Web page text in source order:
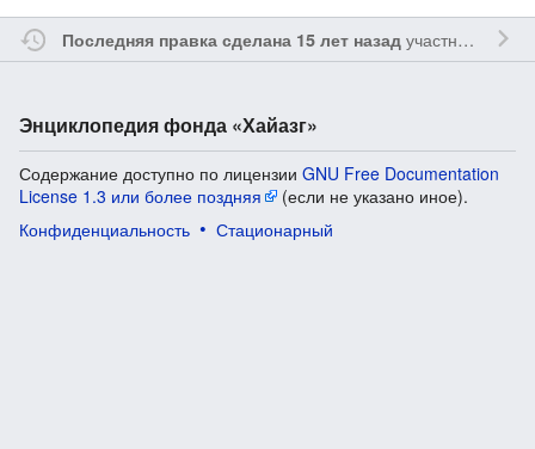
Последняя правка сделана 15 лет назадучастником
Энциклопедия фонда «Хайазг»
Содержание доступно по лицензии GNU Free Documentation
License 1.3 или более поздняя
(если не указано иное).
Конфиденциальность
Стационарный